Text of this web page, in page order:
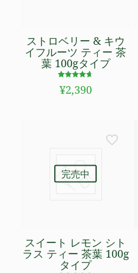
ストロベリー & キウ
イフルーツ ティー 茶
葉 100gタイプ
4.58
の評価
¥2,390
完売中
スイート レモン シト
ラス ティー 茶葉 100g
タイプ